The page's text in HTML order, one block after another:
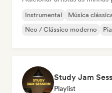
Instrumental Música
Neo / Clássico moderno
Playlist